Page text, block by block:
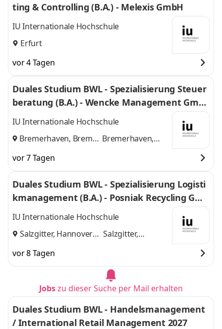
ting & Controlling (B.A.) - Melexis GmbH
IU Internationale Hochschule
Erfurt
vor 4 Tagen
Duales Studium BWL - Spezialisierung Steuer
beratung (B.A.) - Wencke Management Gmb
H
IU Internationale Hochschule
Bremerhaven, Bremen Bremerhaven,
vor 7 Tagen
Duales Studium BWL - Spezialisierung Logisti
kmanagement (B.A.) - Posniak Recycling Gmb
H
IU Internationale Hochschule
Salzgitter, Hannover
Salzgitter,
vor 8 Tagen
Jobszu dieser Suche per Mail erhalten
Duales Studium BWL - Handelsmanagement
/ International Retail Management 2027